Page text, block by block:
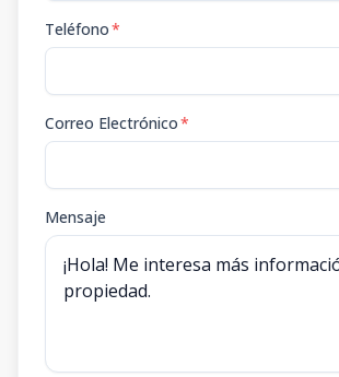
Teléfono*
Correo Electrónico*
Mensaje